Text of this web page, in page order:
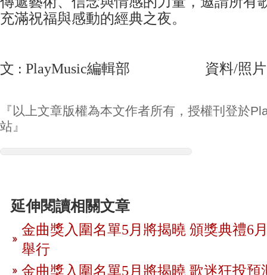
充滿祝福與感動的經典之夜。
文 : PlayMusic編輯部 資料/照片
『以上文章版權為本文作者所有，授權刊登於
站』
延伸閱讀相關文章
金曲獎入圍名單5月將揭曉 頒獎典禮6
舉行
金曲獎入圍名單5月將揭曉 歌迷狂投預